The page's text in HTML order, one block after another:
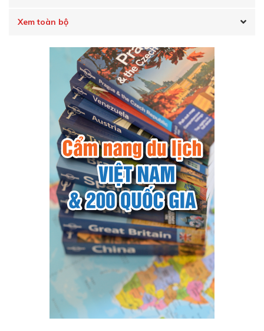
Xem toàn bộ